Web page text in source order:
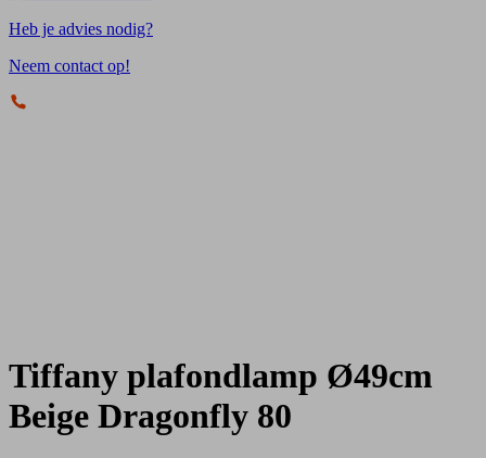
Heb je advies nodig?
Neem contact op!
Tiffany plafondlamp Ø49cm
Beige Dragonfly 80